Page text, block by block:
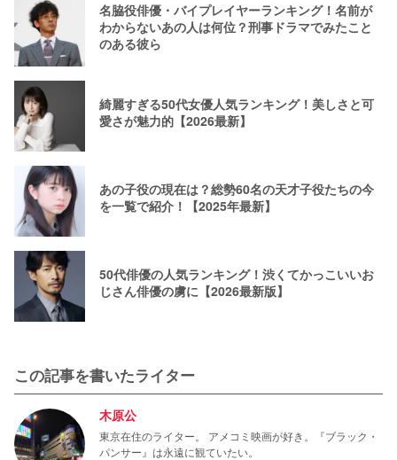
名脇役俳優・バイプレイヤーランキング！名前が
わからないあの人は何位？刑事ドラマでみたこと
のある彼ら
綺麗すぎる50代女優人気ランキング！美しさと可
愛さが魅力的【2026最新】
あの子役の現在は？総勢60名の天才子役たちの今
を一覧で紹介！【2025年最新】
50代俳優の人気ランキング！渋くてかっこいいお
じさん俳優の虜に【2026最新版】
この記事を書いたライター
木原公
東京在住のライター。 アメコミ映画が好き。『ブラック・
パンサー』は永遠に観ていたい。